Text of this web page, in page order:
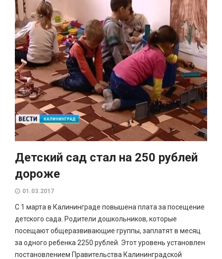
Детский сад стал на 250 рублей
дороже
01.03.2017
С 1 марта в Калининграде повышена плата за посещение
детского сада. Родители дошкольников, которые
посещают общеразвивающие группы, заплатят в месяц
за одного ребенка 2250 рублей. Этот уровень установлен
постановлением Правительства Калининградской